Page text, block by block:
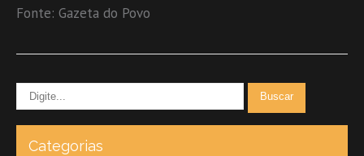
Fonte: Gazeta do Povo
Categorias